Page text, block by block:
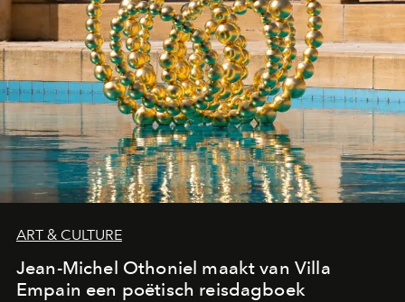
ART & CULTURE
Jean-Michel Othoniel maakt van Villa
Empain een poëtisch reisdagboek